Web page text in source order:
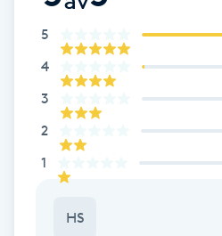
Fet hårbotten
Fettreducering
Fibromassage
Fillers
5
4
3
2
1
HS